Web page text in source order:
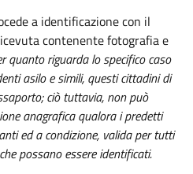
a identificazione con il
contenente fotografia e
quanto riguarda lo specifico caso
asilo e simili, questi cittadini di
ciò tuttavia, non può
anagrafica qualora i predetti
ed a condizione, valida per tutti
possano essere identificati.